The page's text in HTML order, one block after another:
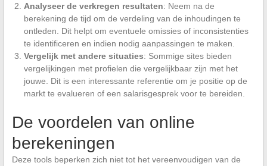
Analyseer de verkregen resultaten: Neem na de
berekening de tijd om de verdeling van de inhoudingen te
ontleden. Dit helpt om eventuele omissies of inconsistenties
te identificeren en indien nodig aanpassingen te maken.
Vergelijk met andere situaties: Sommige sites bieden
vergelijkingen met profielen die vergelijkbaar zijn met het
jouwe. Dit is een interessante referentie om je positie op de
markt te evalueren of een salarisgesprek voor te bereiden.
De voordelen van online
berekeningen
Deze tools beperken zich niet tot het vereenvoudigen van de